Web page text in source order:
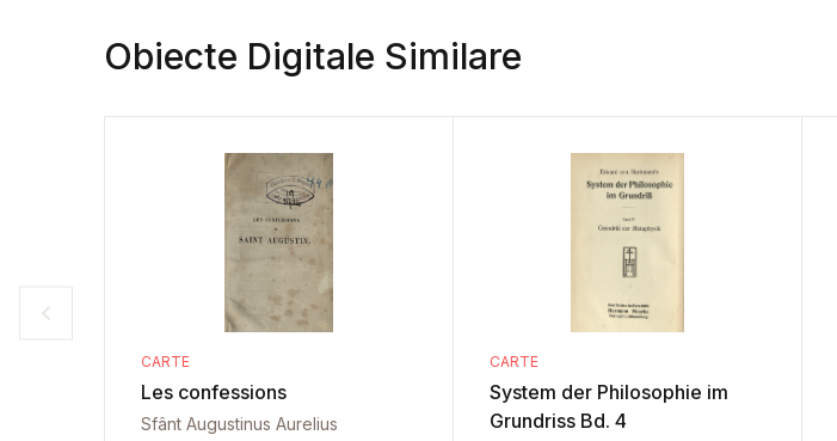
Obiecte Digitale Similare
CARTE
Les confessions
Sfânt Augustinus Aurelius
CARTE
System der Philosophie im
Grundriss Bd. 4